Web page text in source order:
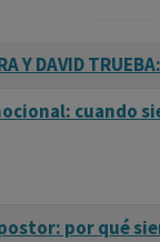
Y DAVID
cuando
por qué